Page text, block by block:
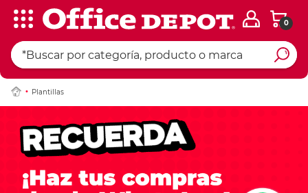
0
Plantillas